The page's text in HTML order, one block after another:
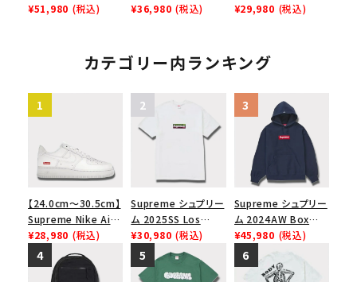
キーワードから探す
search
人気ワード 2025AW 2025SS
Tシャツ・ロングスリーブ
キャップ・ハット
パーカー・クルーネック
GOODENOUGH
ムグッドイナフ ナイキ
エアフォース１スニー
¥51,980 (税込)
Leather Shoulder
ク 黒
¥36,980 (税込)
Force 1 Low シュプ
ューズ ブラック
¥29,980 (税込)
カテゴリー内ランキング
【24.0cm～30.5cm】
Supreme Nike Air
Force 1 Low シュプ
リーム ナイキエアフォ
ース１スニーカー シ
¥28,980 (税込)
Supreme シュプリー
ム 2025SS Los
Angeles Fire Relief
Box Logo Tee ファ
イヤーリリーフボック
¥30,980 (税込)
Supreme シュプリー
ム 2024AW Box
Logo Hooded
Sweatshirt ボック
スロゴフードパーカー
¥45,980 (税込)